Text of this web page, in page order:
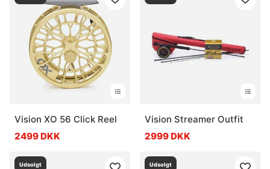
Vision XO 56 Click Reel
2499 DKK
Vision Streamer Outfit
2999 DKK
Udsolgt Udsolgt